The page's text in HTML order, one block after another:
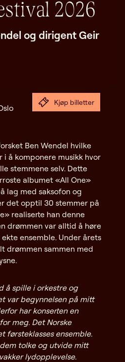
2026
og dirigent Geir
Kjøp billetter
Ben Wendel hvilke
å komponere musikk hvor
stemmene selv. Dette
albumet «All One»
lag med saksofon og
det opptil 30 stemmer på
realiserte han denne
drømmen var alltid å høre
ensemble. Under årets
drømmen sammen med
å spille i orkestre og
var begynnelsen på mitt
har konserten en
meg. Det Norske
førsteklasses ensemble.
tolke og utvide mitt
lydopplevelse.